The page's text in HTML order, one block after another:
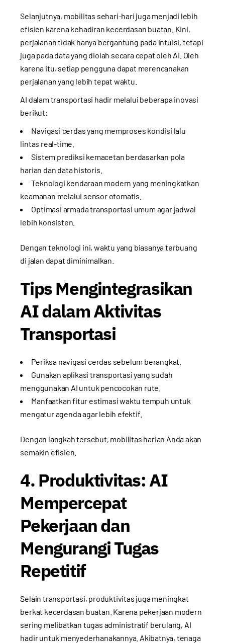
Selanjutnya, mobilitas sehari-hari juga menjadi lebih
efisien karena kehadiran kecerdasan buatan. Kini,
perjalanan tidak hanya bergantung pada intuisi, tetapi
juga pada data yang diolah secara cepat oleh AI. Oleh
karena itu, setiap pengguna dapat merencanakan
perjalanan yang lebih tepat waktu.
AI dalam transportasi hadir melalui beberapa inovasi
berikut:
Navigasi cerdas yang memproses kondisi lalu
lintas real-time.
Sistem prediksi kemacetan berdasarkan pola
harian dan data historis.
Teknologi kendaraan modern yang meningkatkan
keamanan melalui sensor otomatis.
Optimasi armada transportasi umum agar jadwal
lebih konsisten.
Dengan teknologi ini, waktu yang biasanya terbuang
di jalan dapat diminimalkan.
Tips Mengintegrasikan
AI dalam Aktivitas
Transportasi
Periksa navigasi cerdas sebelum berangkat.
Gunakan aplikasi transportasi yang sudah
menggunakan AI untuk pencocokan rute.
Manfaatkan fitur estimasi waktu tempuh untuk
mengatur agenda agar lebih efektif.
Dengan langkah tersebut, mobilitas harian Anda akan
semakin efisien.
4. Produktivitas: AI
Mempercepat
Pekerjaan dan
Mengurangi Tugas
Repetitif
Selain transportasi, produktivitas juga meningkat
berkat kecerdasan buatan. Karena pekerjaan modern
sering melibatkan tugas administratif berulang, AI
hadir untuk menyederhanakannya. Akibatnya, tenaga